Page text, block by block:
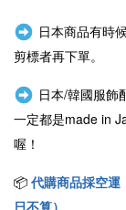
日本商品有時
剪標者再下單。
日本/韓國服飾
一定都是made in
喔！
📦 代購商品採空運